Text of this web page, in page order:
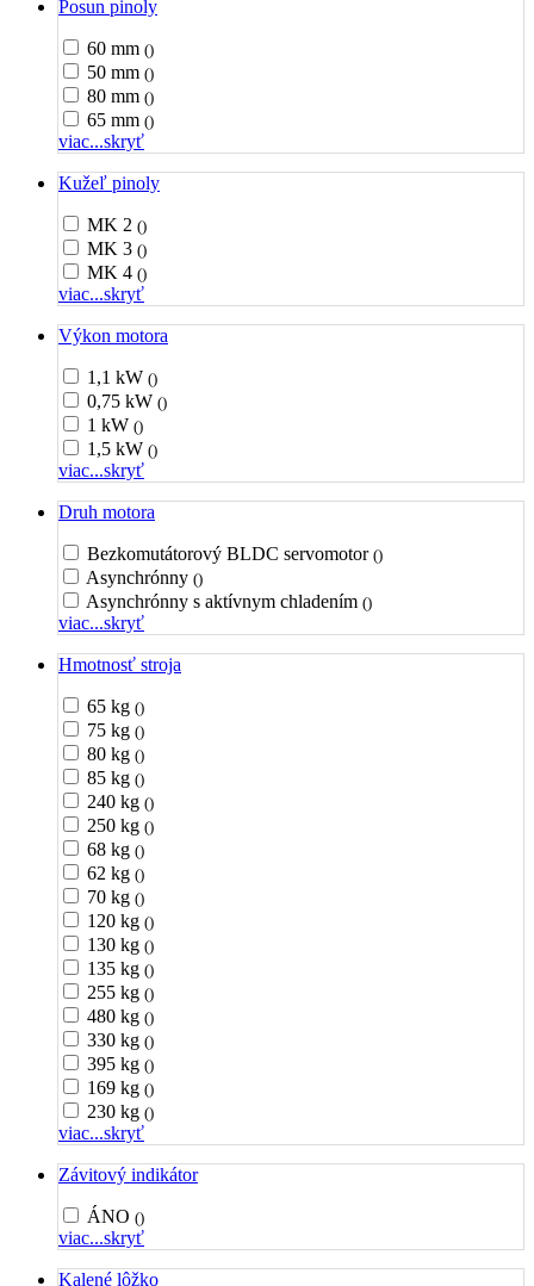
Posun pinoly
60 mm ()
50 mm ()
80 mm ()
65 mm ()
viac...skryť
Kužeľ pinoly
MK 2 ()
MK 3 ()
MK 4 ()
viac...skryť
Výkon motora
1,1 kW ()
0,75 kW ()
1 kW ()
1,5 kW ()
viac...skryť
Druh motora
Bezkomutátorový BLDC servomotor ()
Asynchrónny ()
Asynchrónny s aktívnym chladením ()
viac...skryť
Hmotnosť stroja
65 kg ()
75 kg ()
80 kg ()
85 kg ()
240 kg ()
250 kg ()
68 kg ()
62 kg ()
70 kg ()
120 kg ()
130 kg ()
135 kg ()
255 kg ()
480 kg ()
330 kg ()
395 kg ()
169 kg ()
230 kg ()
viac...skryť
Závitový indikátor
ÁNO ()
viac...skryť
Kalené lôžko